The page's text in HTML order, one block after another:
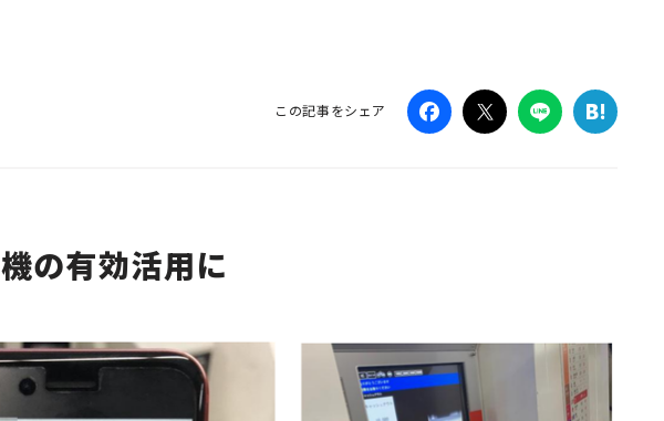
この記事をシェア
の有効活用に